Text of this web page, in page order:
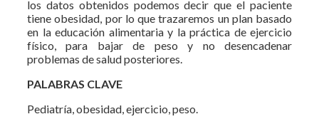
los datos obtenidos podemos decir que el paciente
tiene obesidad, por lo que trazaremos un plan basado
en la educación alimentaria y la práctica de ejercicio
físico, para bajar de peso y no desencadenar
problemas de salud posteriores.
PALABRAS CLAVE
Pediatría, obesidad, ejercicio, peso.